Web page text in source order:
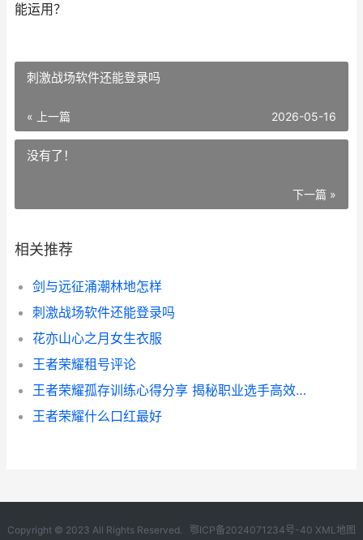
能运用？
刺激战场软件还能登录吗
« 上一篇 2026-05-16
没有了！
下一篇 »
相关推荐
剑与远征涌潮林地怎样
刺激战场软件还能登录吗
花亦山心之月女生衣服
王者荣耀租号评论
王者荣耀孤存训练心得分享 揭秘职业选手高效训练秘诀
王者荣耀什么口红最好
Copyright © 2023 All Rights Reserved. 鄂ICP备2024071234号-40 XML地图